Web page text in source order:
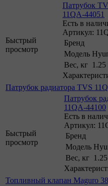
Быстрый
просмотр
Патрубок
11QA-44051
Есть в
Артикул:
Бренд
Модель
Вес, кг
1.25
Патрубок радиатора TVS
Быстрый
просмотр
Патрубок
11QA-44100
Есть в
Артикул:
Бренд
Модель
Вес, кг
1.25
Топливный клапан Maguro